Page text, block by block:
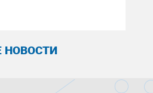
НОВОСТИ